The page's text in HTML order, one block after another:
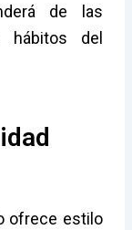
de las
hábitos del
ofrece estilo